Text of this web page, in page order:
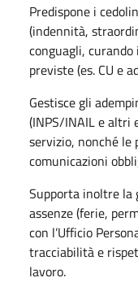
Predispone i
(indennità,
conguagli,
previste (es. CU e
Gestisce gli
(INPS/INAIL e altri
servizio, nonché
comunicazioni
Supporta inoltre la
assenze (ferie,
con l’Ufficio
tracciabilità e
lavoro.